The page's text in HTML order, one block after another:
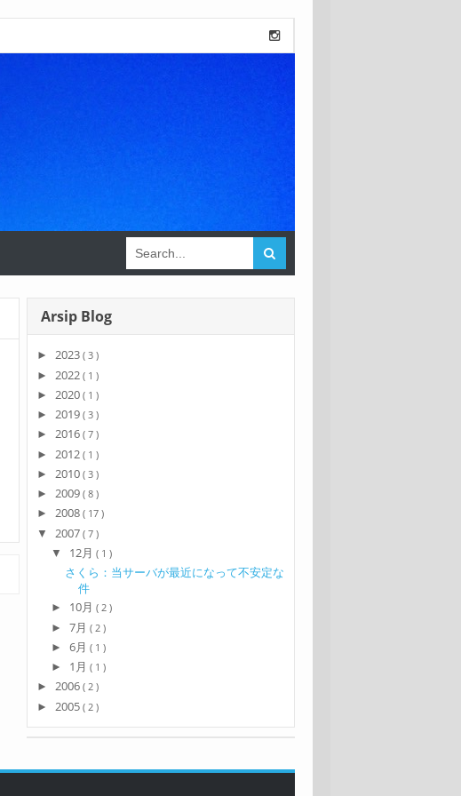
Arsip Blog
► 2023 ( 3 )
► 2022 ( 1 )
► 2020 ( 1 )
► 2019 ( 3 )
► 2016 ( 7 )
► 2012 ( 1 )
► 2010 ( 3 )
► 2009 ( 8 )
► 2008 ( 17 )
▼ 2007 ( 7 )
▼ 12月 ( 1 )
さくら：当サーバが最近になって不安定な
件
► 10月 ( 2 )
► 7月 ( 2 )
► 6月 ( 1 )
► 1月 ( 1 )
► 2006 ( 2 )
► 2005 ( 2 )